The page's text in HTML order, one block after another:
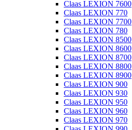
Claas LEXION 7600
Claas LEXION 770
Claas LEXION 7700
Claas LEXION 780
Claas LEXION 8500
Claas LEXION 8600
Claas LEXION 8700
Claas LEXION 8800
Claas LEXION 8900
Claas LEXION 900
Claas LEXION 930
Claas LEXION 950
Claas LEXION 960
Claas LEXION 970